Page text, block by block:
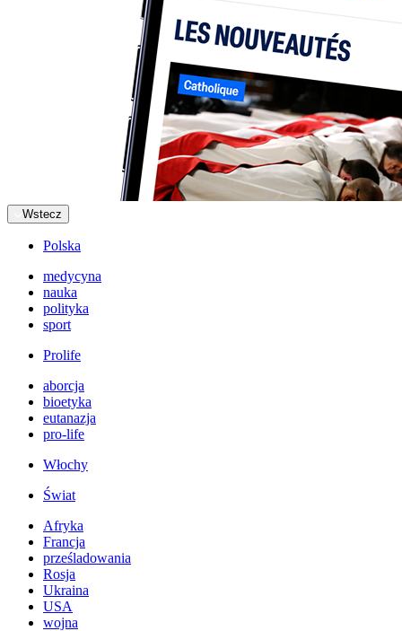
Wstecz
Polska
medycyna
nauka
polityka
sport
Prolife
aborcja
bioetyka
eutanazja
pro-life
Włochy
Świat
Afryka
Francja
prześladowania
Rosja
Ukraina
USA
wojna